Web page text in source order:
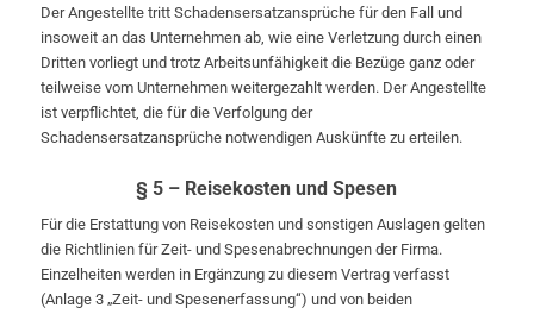
Der Angestellte tritt Schadensersatzansprüche für den Fall und
insoweit an das Unternehmen ab, wie eine Verletzung durch einen
Dritten vorliegt und trotz Arbeitsunfähigkeit die Bezüge ganz oder
teilweise vom Unternehmen weitergezahlt werden. Der Angestellte
ist verpflichtet, die für die Verfolgung der
Schadensersatzansprüche notwendigen Auskünfte zu erteilen.
§ 5 – Reisekosten und Spesen
Für die Erstattung von Reisekosten und sonstigen Auslagen gelten
die Richtlinien für Zeit- und Spesenabrechnungen der Firma.
Einzelheiten werden in Ergänzung zu diesem Vertrag verfasst
(Anlage 3 „Zeit- und Spesenerfassung“) und von beiden